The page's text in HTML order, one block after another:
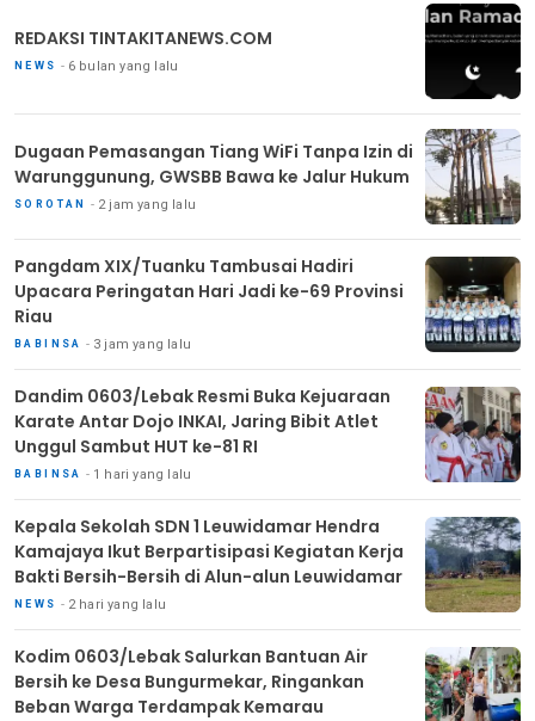
REDAKSI TINTAKITANEWS.COM
NEWS 6 bulan yang lalu
Dugaan Pemasangan Tiang WiFi Tanpa Izin di
Warunggunung, GWSBB Bawa ke Jalur Hukum
SOROTAN 2 jam yang lalu
Pangdam XIX/Tuanku Tambusai Hadiri
Upacara Peringatan Hari Jadi ke-69 Provinsi
Riau
BABINSA 3 jam yang lalu
Dandim 0603/Lebak Resmi Buka Kejuaraan
Karate Antar Dojo INKAI, Jaring Bibit Atlet
Unggul Sambut HUT ke-81 RI
BABINSA 1 hari yang lalu
Kepala Sekolah SDN 1 Leuwidamar Hendra
Kamajaya Ikut Berpartisipasi Kegiatan Kerja
Bakti Bersih-Bersih di Alun-alun Leuwidamar
NEWS 2 hari yang lalu
Kodim 0603/Lebak Salurkan Bantuan Air
Bersih ke Desa Bungurmekar, Ringankan
Beban Warga Terdampak Kemarau